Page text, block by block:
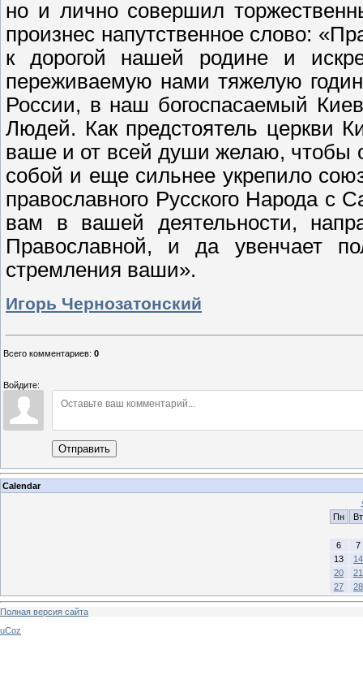
но и лично совершил
произнес напутственное слово:
к дорогой нашей родине и
переживаемую нами тяжелую
России, в наш богоспасаемый
Людей. Как предстоятель церкви
ваше и от всей души желаю, чтобы
собой и еще сильнее укрепило
православного Русского Народа
вам в вашей деятельности,
Православной, и да увенчает
стремления ваши».
Игорь Чернозатонский
Всего комментариев: 0
Войдите:
Отправить
Calendar
Пн
Вт
6
7
13
14
20
21
27
28
Полная версия сайта
uCoz